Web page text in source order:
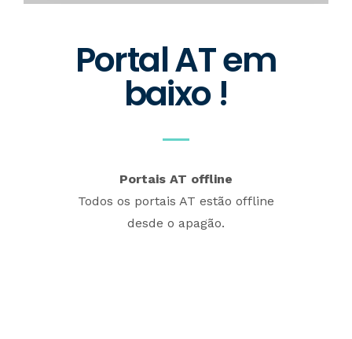
Portal AT em
baixo !
Portais AT offline
Todos os portais AT estão offline
desde o apagão.